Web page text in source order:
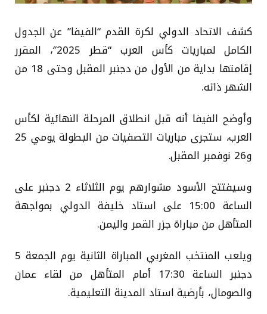
كشف الاتحاد الدولي لكرة القدم “الفيفا” عن الجدول
الكامل لمباريات كأس العرب “قطر 2025″، المقرر
إقامتها بداية من الأول من دجنبر المقبل وحتى 18 من
الشهر ذاته.
وأوضح الفيفا أنه قبل انطلاق المرحلة النهائية لكأس
العرب، ستجرى مباريات التصفيات من البطولة يومي 25
و26 نوفمبر المقبل.
وسيفتتح الأسود مشوارهم يوم الثلاثاء 2 دجنبر على
الساعة 15:00 على استاد خليفة الدولي بمواجهة
المتأهل من مباراة جزر القمر واليمن.
ويلعب المنتخب المغربي المباراة الثانية يوم الجمعة 5
دجنبر الساعة 17:30 أمام المتأهل من لقاء عمان
والصومال، بأرضية استاد المدينة التعليمية.